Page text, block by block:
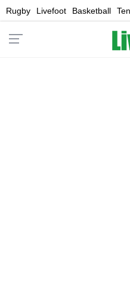
Rugby Livefoot Basketball